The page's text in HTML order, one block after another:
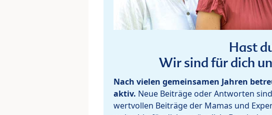
Hast
Wir sind für dich
Nach vielen gemeinsamen Jahren
aktiv. Neue Beiträge oder Antworten
wertvollen Beiträge der Mamas und